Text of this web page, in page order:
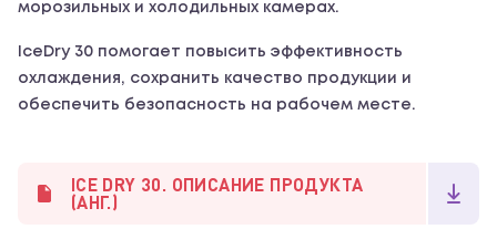
морозильных и холодильных камерах.
IceDry 30 помогает повысить эффективность
охлаждения, сохранить качество продукции и
обеспечить безопасность на рабочем месте.
ICE DRY 30. ОПИСАНИЕ ПРОДУКТА
(АНГ.)